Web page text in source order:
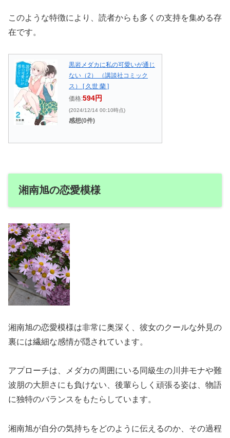
このような特徴により、読者からも多くの支持を集める存
在です。
黒岩メダカに私の可愛いが通じ
ない（2） （講談社コミック
ス） [ 久世 蘭 ]
価格:594円
(2024/12/14 00:10時点)
感想(0件)
湘南旭の恋愛模様
湘南旭の恋愛模様は非常に奥深く、彼女のクールな外見の
裏には繊細な感情が隠されています。
アプローチは、メダカの周囲にいる同級生の川井モナや難
波朋の大胆さにも負けない、後輩らしく頑張る姿は、物語
に独特のバランスをもたらしています。
湘南旭が自分の気持ちをどのように伝えるのか、その過程